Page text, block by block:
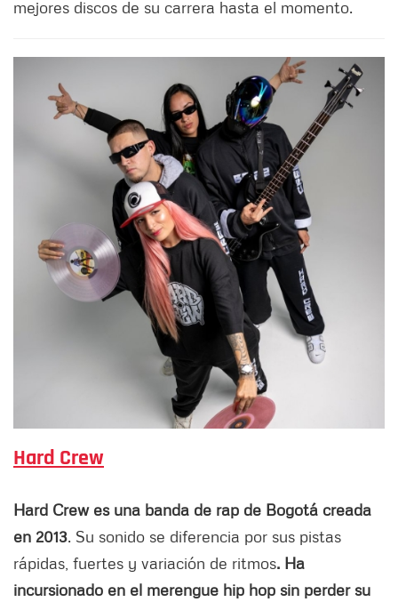
mejores discos de su carrera hasta el momento.
Hard Crew
Hard Crew es una banda de rap de Bogotá creada
en 2013. Su sonido se diferencia por sus pistas
rápidas, fuertes y variación de ritmos. Ha
incursionado en el merengue hip hop sin perder su